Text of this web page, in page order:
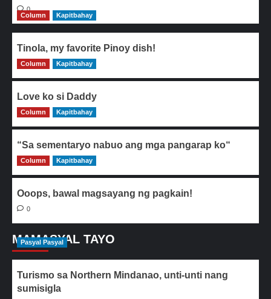
0
Column
Kapitbahay
Tinola, my favorite Pinoy dish!
0
Column Kapitbahay
Love ko si Daddy
0
Column Kapitbahay
“Sa sementaryo nabuo ang mga pangarap ko“
0
Column Kapitbahay
Ooops, bawal magsayang ng pagkain!
0
MAMASYAL TAYO
Pasyal Pasyal
Turismo sa Northern Mindanao, unti-unti nang
sumisigla